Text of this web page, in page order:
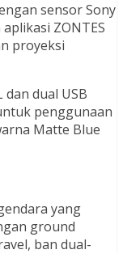
sensor Sony
ZONTES
proyeksi
dan dual USB
penggunaan
Matte Blue
yang
ground
ban dual-